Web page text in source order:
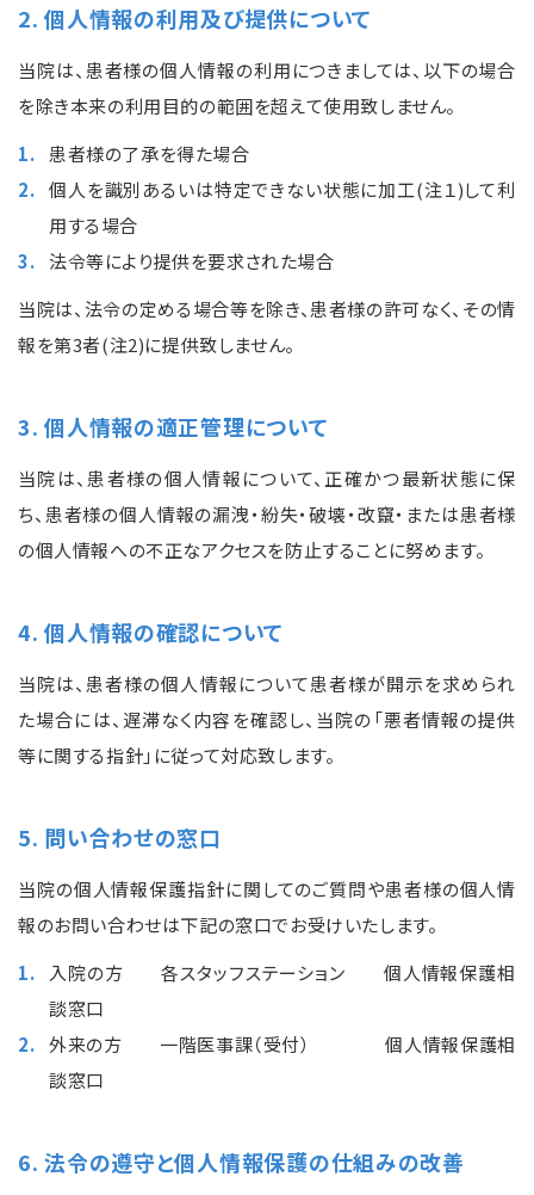
2. 個人情報の利用及び提供について
当院は、患者様の個人情報の利用につきましては、以下の場合
を除き本来の利用目的の範囲を超えて使用致しません。
患者様の了承を得た場合
個人を識別あるいは特定できない状態に加工(注１)して利
用する場合
法令等により提供を要求された場合
当院は、法令の定める場合等を除き、患者様の許可なく、その情
報を第3者(注2)に提供致しません。
3. 個人情報の適正管理について
当院は、患者様の個人情報について、正確かつ最新状態に保
ち、患者様の個人情報の漏洩・紛失・破壊・改竄・または患者様
の個人情報への不正なアクセスを防止することに努めます。
4. 個人情報の確認について
当院は、患者様の個人情報について患者様が開示を求められ
た場合には、遅滞なく内容を確認し、当院の「悪者情報の提供
等に関する指針」に従って対応致します。
5. 問い合わせの窓口
当院の個人情報保護指針に関してのご質問や患者様の個人情
報のお問い合わせは下記の窓口でお受けいたします。
入院の方 各スタッフステーション 個人情報保護相
談窓口
外来の方 一階医事課（受付） 個人情報保護相
談窓口
6. 法令の遵守と個人情報保護の仕組みの改善